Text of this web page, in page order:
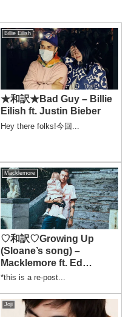
Billie Eilish
★和訳★Bad Guy – Billie
Eilish ft. Justin Bieber
Hey there folks!今回...
Macklemore
♡和訳♡Growing Up
(Sloane’s song) –
Macklemore ft. Ed
Sheeran
*this is a re-post...
Joji